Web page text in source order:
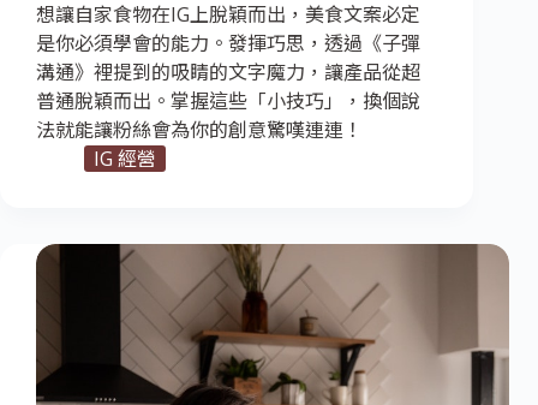
想讓自家食物在IG上脫穎而出，美食文案必定
是你必須學會的能力。發揮巧思，透過《子彈
溝通》裡提到的吸睛的文字魔力，讓產品從超
普通脫穎而出。掌握這些「小技巧」，換個說
法就能讓粉絲會為你的創意驚嘆連連！
IG 經營